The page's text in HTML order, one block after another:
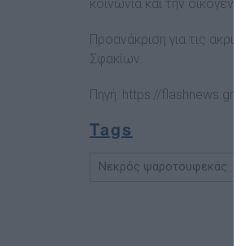
κοινωνία και την οικογένειά
Προανάκριση για τις
Σφακίων.
Πηγή: https://flashnews.gr
Tags
Νεκρός ψαροτουφεκάς